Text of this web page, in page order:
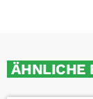
ÄHNLICHE